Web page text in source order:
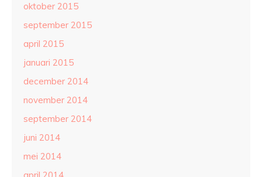
oktober 2015
september 2015
april 2015
januari 2015
december 2014
november 2014
september 2014
juni 2014
mei 2014